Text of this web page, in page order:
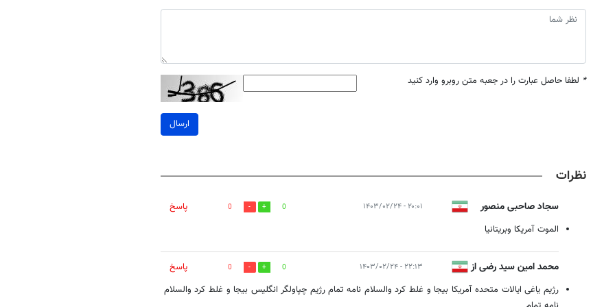
* لطفا حاصل عبارت را در جعبه متن روبرو وارد کنید
ارسال
نظرات
سجاد صاحبی منصور ۲۰:۰۱ - ۱۴۰۳/۰۲/۲۴ 0
0
پاسخ
الموت آمریکا وبریتانیا
محمد امین سید رضی از
قزوین
۲۲:۱۳ - ۱۴۰۳/۰۲/۲۴ 0
0
پاسخ
رژیم یاغی ایالات متحده آمریکا بیجا و غلط کرد والسلام نامه تمام رژیم چپاولگر انگلیس بیجا و غلط کرد والسلام